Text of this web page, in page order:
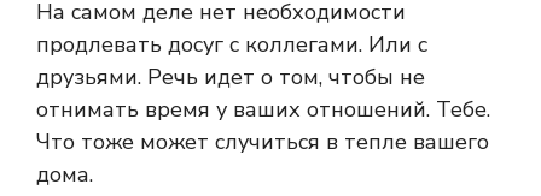
На самом деле нет необходимости
продлевать досуг с коллегами. Или с
друзьями. Речь идет о том, чтобы не
отнимать время у ваших отношений. Тебе.
Что тоже может случиться в тепле вашего
дома.